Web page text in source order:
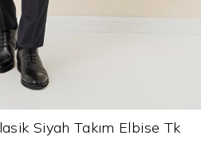
Siyah Takım Elbise Tk